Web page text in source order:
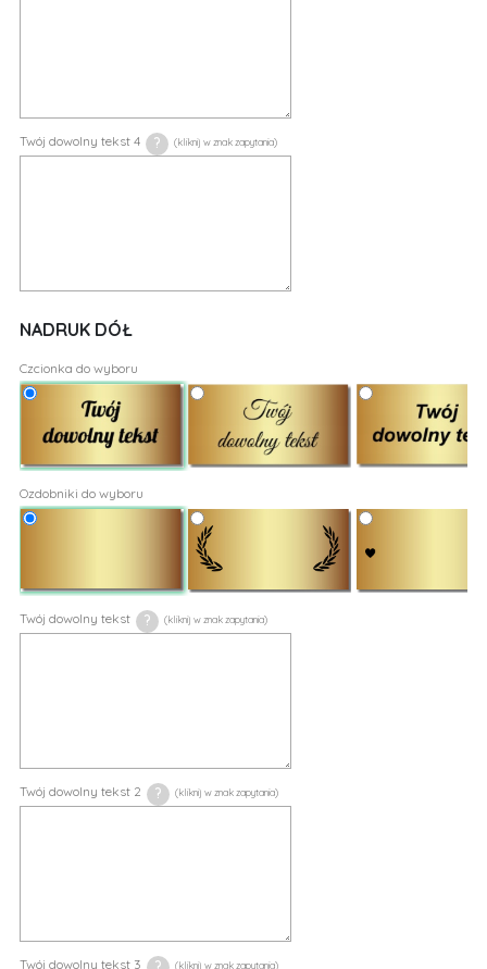
Twój dowolny tekst 4 ?
NADRUK DÓŁ
Czcionka do wyboru
Ozdobniki do wyboru
Twój dowolny tekst ?
Twój dowolny tekst 2 ?
Twój dowolny tekst 3